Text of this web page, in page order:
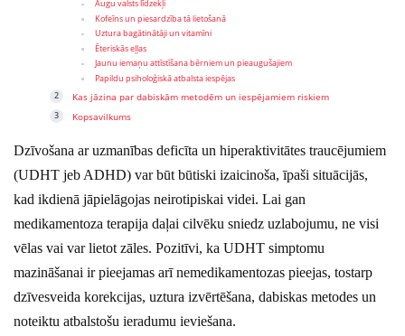
Augu valsts līdzekļi
Kofeīns un piesardzība tā lietošanā
Uztura bagātinātāji un vitamīni
Ēteriskās eļļas
Jaunu iemaņu attīstīšana bērniem un pieaugušajiem
Papildu psiholoģiskā atbalsta iespējas
Kas jāzina par dabiskām metodēm un iespējamiem riskiem
Kopsavilkums
Dzīvošana ar uzmanības deficīta un hiperaktivitātes traucējumiem
(UDHT jeb ADHD) var būt būtiski izaicinoša, īpaši situācijās,
kad ikdienā jāpielāgojas neirotipiskai videi. Lai gan
medikamentoza terapija daļai cilvēku sniedz uzlabojumu, ne visi
vēlas vai var lietot zāles. Pozitīvi, ka UDHT simptomu
mazināšanai ir pieejamas arī nemedikamentozas pieejas, tostarp
dzīvesveida korekcijas, uztura izvērtēšana, dabiskas metodes un
noteiktu atbalstošu ieradumu ieviešana.